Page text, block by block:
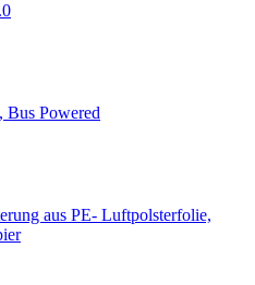
Bus Powered
aus PE- Luftpolsterfolie,